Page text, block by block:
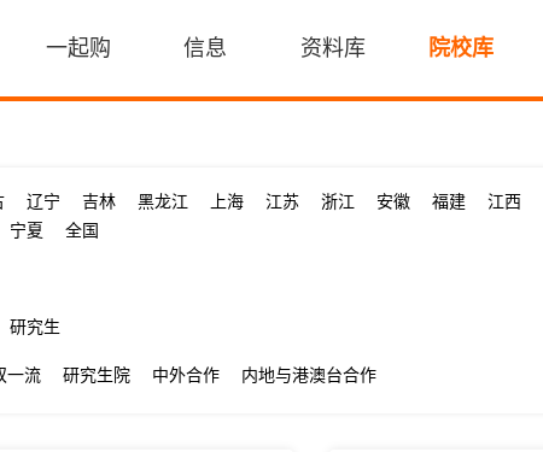
一起购 信息 资料库 院校库
辽宁 吉林 黑龙江 上海 江苏 浙江 安徽 福建 江西
宁夏 全国
研究生
一流 研究生院 中外合作 内地与港澳台合作